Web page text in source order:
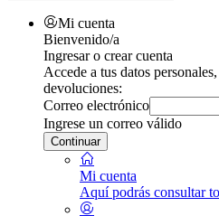
Mi cuenta
Bienvenido/a
Ingresar o crear cuenta
Accede a tus datos
devoluciones:
Correo electrónico
Ingrese un correo válido
Continuar
Mi cuenta
Aquí podrás consultar